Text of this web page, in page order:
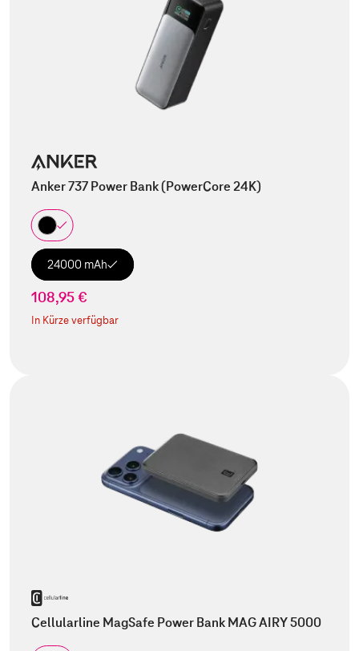
Anker 737 Power Bank (PowerCore 24K)
24000 mAh
108,95 €
In Kürze verfügbar
Cellularline MagSafe Power Bank MAG AIRY 5000